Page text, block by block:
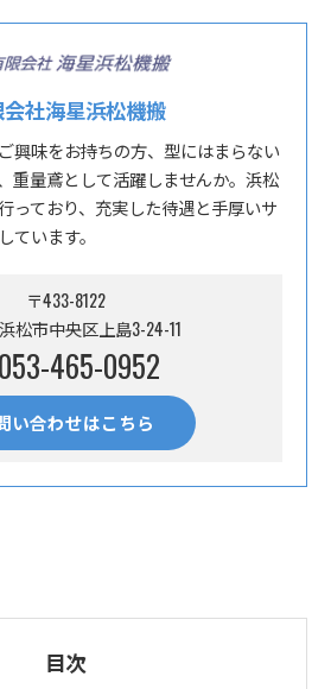
社海星浜松機搬
興味をお持ちの方、型にはまらない
重量鳶として活躍しませんか。浜松
っており、充実した待遇と手厚いサ
ています。
〒433-8122
松市中央区上島3-24-11
053-465-0952
い合わせはこちら
目次